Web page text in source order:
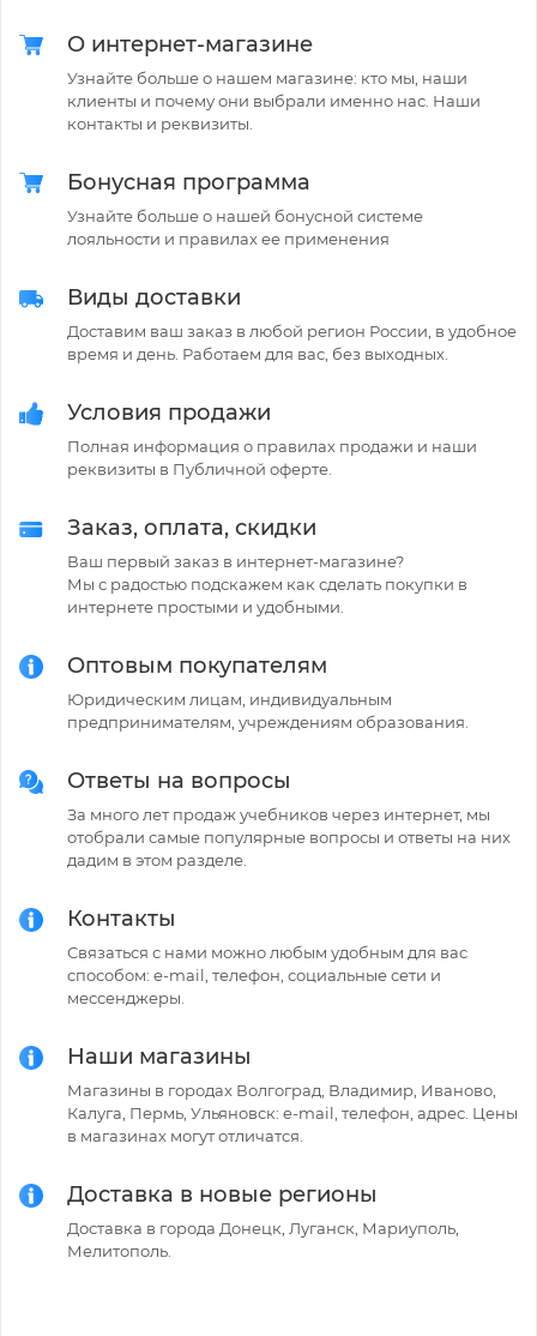
О интернет-магазине
Узнайте больше о нашем магазине: кто мы, наши
клиенты и почему они выбрали именно нас. Наши
контакты и реквизиты.
Бонусная программа
Узнайте больше о нашей бонусной системе
лояльности и правилах ее применения
Виды доставки
Доставим ваш заказ в любой регион России, в удобное
время и день. Работаем для вас, без выходных.
Условия продажи
Полная информация о правилах продажи и наши
реквизиты в Публичной оферте.
Заказ, оплата, скидки
Ваш первый заказ в интернет-магазине?
Мы с радостью подскажем как сделать покупки в
интернете простыми и удобными.
Оптовым покупателям
Юридическим лицам, индивидуальным
предпринимателям, учреждениям образования.
Ответы на вопросы
За много лет продаж учебников через интернет, мы
отобрали самые популярные вопросы и ответы на них
дадим в этом разделе.
Контакты
Связаться с нами можно любым удобным для вас
способом: e-mail, телефон, социальные сети и
мессенджеры.
Наши магазины
Магазины в городах Волгоград, Владимир, Иваново,
Калуга, Пермь, Ульяновск: e-mail, телефон, адрес. Цены
в магазинах могут отличатся.
Доставка в новые регионы
Доставка в города Донецк, Луганск, Мариуполь,
Мелитополь.